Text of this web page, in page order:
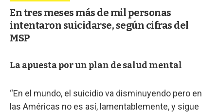
En tres meses más de mil personas
intentaron suicidarse, según cifras del
MSP
La apuesta por un plan de salud mental
“En el mundo, el suicidio va disminuyendo pero en
las Américas no es así, lamentablemente, y sigue